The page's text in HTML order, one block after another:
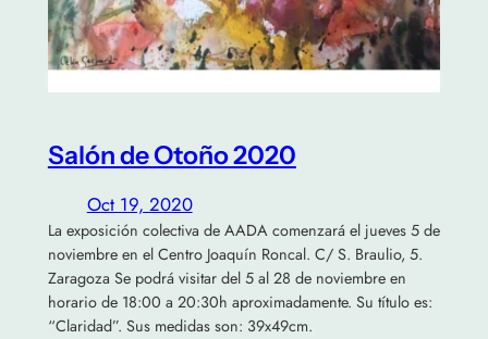
Salón de Otoño 2020
Oct 19, 2020
La exposición colectiva de AADA comenzará el jueves 5 de
noviembre en el Centro Joaquín Roncal. C/ S. Braulio, 5.
Zaragoza Se podrá visitar del 5 al 28 de noviembre en
horario de 18:00 a 20:30h aproximadamente. Su título es:
“Claridad”. Sus medidas son: 39x49cm.